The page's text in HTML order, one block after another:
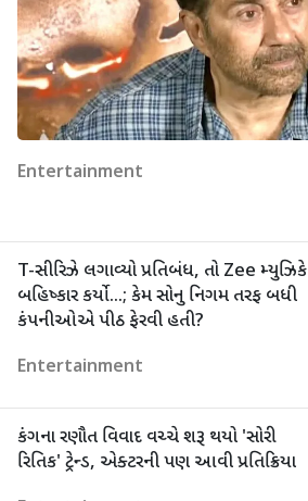
Entertainment
T-સીરિઝે લગાવ્યો પ્રતિબંધ, તો Zee મ્યુઝિકે
બહિષ્કાર કર્યો...; કેમ સોનુ નિગમ તરફ બધી
કંપનીઓએ પીઠ ફેરવી હતી?
Entertainment
કંગના રણૌત વિવાદ વચ્ચે શરૂ થયો 'સોરી
રિતિક' ટ્રેન્ડ, એક્ટરની પણ આવી પ્રતિક્રિયા